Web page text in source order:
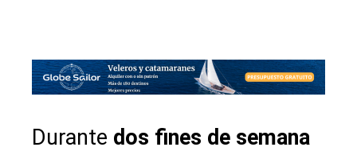
Durante dos fines de semana